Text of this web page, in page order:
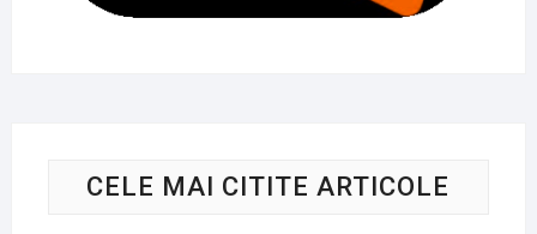
CELE MAI CITITE ARTICOLE